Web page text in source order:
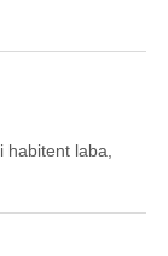
laba,